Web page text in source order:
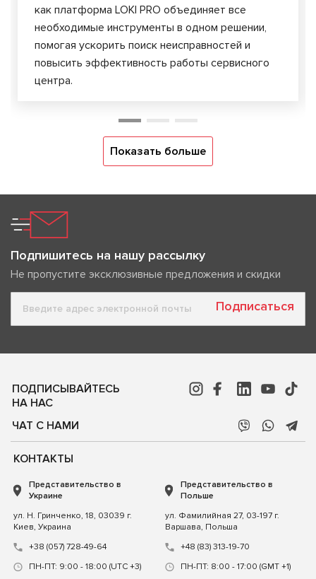
как платформа LOKI PRO объединяет все
необходимые инструменты в одном решении,
помогая ускорить поиск неисправностей и
повысить эффективность работы сервисного
центра.
Показать больше
Подпишитесь на нашу рассылку
Не пропустите эксклюзивные предложения и скидки
Подписаться
ПОДПИСЫВАЙТЕСЬ
НА НАС
ЧАТ С НАМИ
КОНТАКТЫ
Представительство в
Украине
ул. Н. Гринченко, 18, 03039 г.
Киев, Украина
+38 (057) 728-49-64
ПН-ПТ: 9:00 - 18:00 (UTC +3)
Представительство в
Польше
ул. Фамилийная 27, 03-197 г.
Варшава, Польша
+48 (83) 313-19-70
ПН-ПТ: 8:00 - 17:00 (GMT +1)